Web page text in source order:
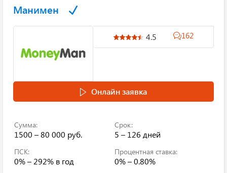
Манимен
4.5 162
Онлайн заявка
Сумма:
1500 – 80 000 руб.
Срок:
5 – 126 дней
ПСК:
0% – 292% в год
Процентная ставка:
0% – 0.80%